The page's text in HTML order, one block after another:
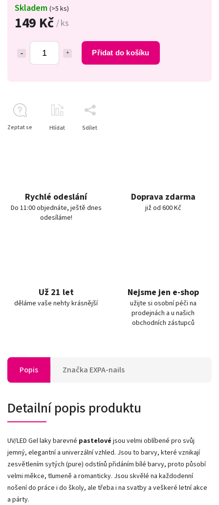
149 Kč / ks
Přidat do košíku
Skladem (>5 ks)
Zeptat se Hlídat Sdílet
Rychlé odeslání
Do 11:00 objednáte, ještě dnes
odesíláme!
Doprava zdarma
již od 600 Kč
Už 21 let
děláme vaše nehty krásnější
Nejsme jen e-shop
užijte si osobní péči na
prodejnách a u našich
obchodních zástupců
Popis Značka EXPA-nails
Detailní popis produktu
UV/LED Gel laky barevné pastelové jsou velmi oblíbené pro svůj
jemný, elegantní a univerzální vzhled. Jsou to barvy, které vznikají
zesvětlením sytých (pure) odstínů přidáním bílé barvy, proto působí
velmi měkce, tlumeně a romanticky. Jsou skvělé na každodenní
nošení do práce i do školy, ale třeba i na svatby a veškeré letní akce
a párty.